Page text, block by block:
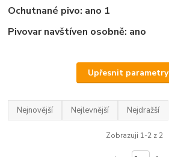
Ochutnané pivo: ano 1
Pivovar navštíven osobně: ano
Upřesnit parametry
Nejnovější Nejlevnější Nejdražší
Zobrazuji 1-2 z 2